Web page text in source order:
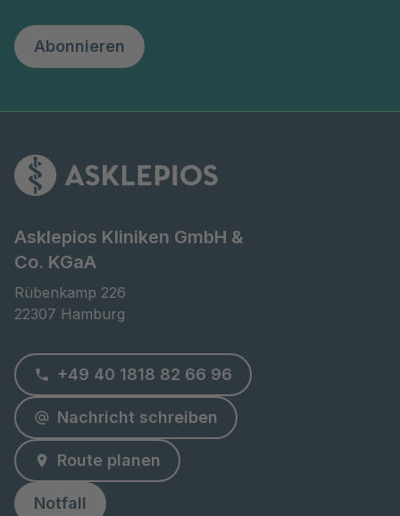
Abonnieren
Asklepios Kliniken GmbH &
Co. KGaA
Rübenkamp 226
22307 Hamburg
+49 40 1818 82 66 96
Nachricht schreiben
Route planen
Notfall